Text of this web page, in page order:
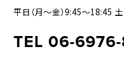
平日（月〜金）9:45〜18:45
TEL 06-